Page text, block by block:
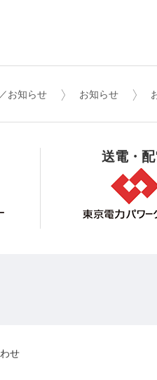
お知らせ お知らせ
送電・
せ